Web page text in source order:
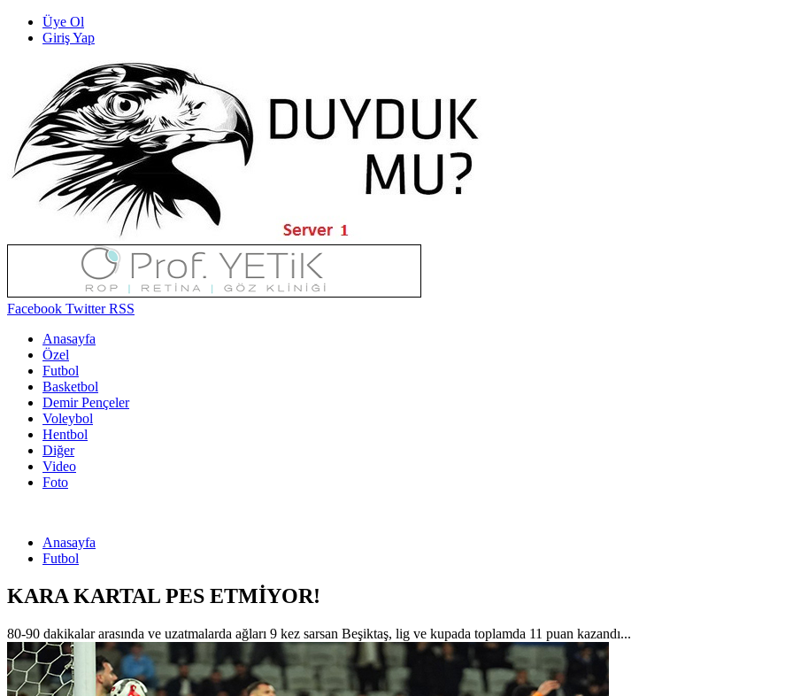
Üye Ol
Giriş Yap
Facebook TwitterRSS
Anasayfa
Özel
Futbol
Basketbol
Demir Pençeler
Voleybol
Hentbol
Diğer
Video
Foto
Anasayfa
Futbol
KARA KARTAL PES ETMİYOR!
80-90 dakikalar arasında ve uzatmalarda ağları 9 kez sarsan Beşiktaş, lig ve kupada toplamda 11 puan kazandı...